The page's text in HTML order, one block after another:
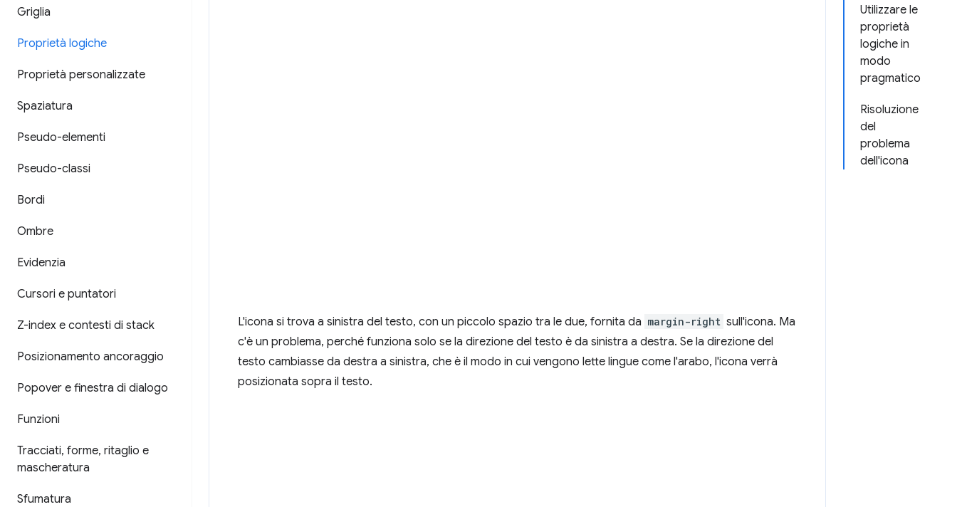
Griglia
Proprietà logiche
Proprietà personalizzate
Spaziatura
Pseudo-elementi
Pseudo-classi
Bordi
Ombre
Evidenzia
Cursori e puntatori
Z-index e contesti di stack
Posizionamento ancoraggio
Popover e finestra di dialogo
Funzioni
Tracciati, forme, ritaglio e
mascheratura
Sfumatura
Utilizzare le
proprietà
logiche in
modo
pragmatico
Risoluzione
del
problema
dell'icona
L'icona si trova a sinistra del testo, con un piccolo spazio tra le due, fornita da margin-right sull'icona. Ma
c'è un problema, perché funziona solo se la direzione del testo è da sinistra a destra. Se la direzione del
testo cambiasse da destra a sinistra, che è il modo in cui vengono lette lingue come l'arabo, l'icona verrà
posizionata sopra il testo.